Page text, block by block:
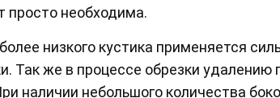
просто необходима.
низкого кустика применяется
Так же в процессе обрезки
наличии небольшого количества